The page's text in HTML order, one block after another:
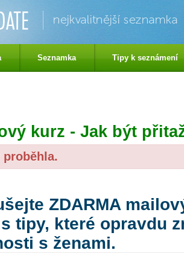
kurz - Jak být
proběhla.
ZDARMA
tipy, které opravdu
s ženami.
Seznamka Tipy k seznámení